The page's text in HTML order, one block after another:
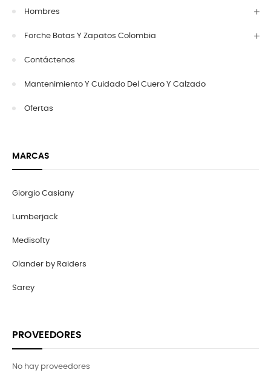
Hombres
Forche Botas Y Zapatos Colombia
Contáctenos
Mantenimiento Y Cuidado Del Cuero Y Calzado
Ofertas
MARCAS
Giorgio Casiany
Lumberjack
Medisofty
Olander by Raiders
Sarey
PROVEEDORES
No hay proveedores